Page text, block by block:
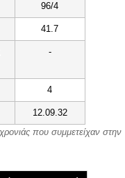
96/4
41.7
-
4
12.09.32
που συμμετείχαν στην